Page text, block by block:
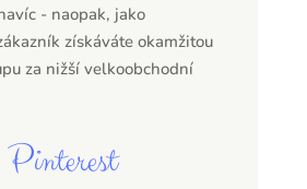
- naopak, jako
získáváte okamžitou
za nižší velkoobchodní
Pinterest